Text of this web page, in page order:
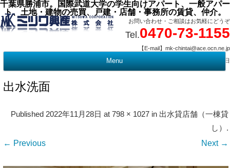
千葉県勝浦市。国際武道大学の学生向けアパート、一般アパー
ト、土地・建物の売買、戸建・店舗・事務所の賃貸、仲介。
お問い合わせ・ご相談はお気軽にどうぞ
Tel.0470-73-1155
【E-mail】mk-chintai@ace.ocn.ne.jp
【営業時間】09:00 ～ 17:15 【定 休 日】水曜・祭日
Menu
出水洗面
Published2022年11月28日 at798 × 1027 in 出水貸店舗（一棟貸
し） .
← Previous Next →